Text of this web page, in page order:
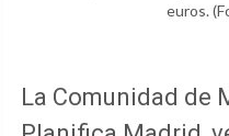
euros.
La Comunidad de